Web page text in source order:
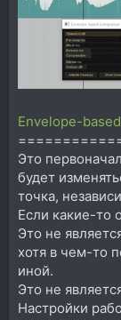
Envelope-
Это
будет
точка,
Если какие-то
Это не
хотя в чем-то
иной.
Это не
Настройки